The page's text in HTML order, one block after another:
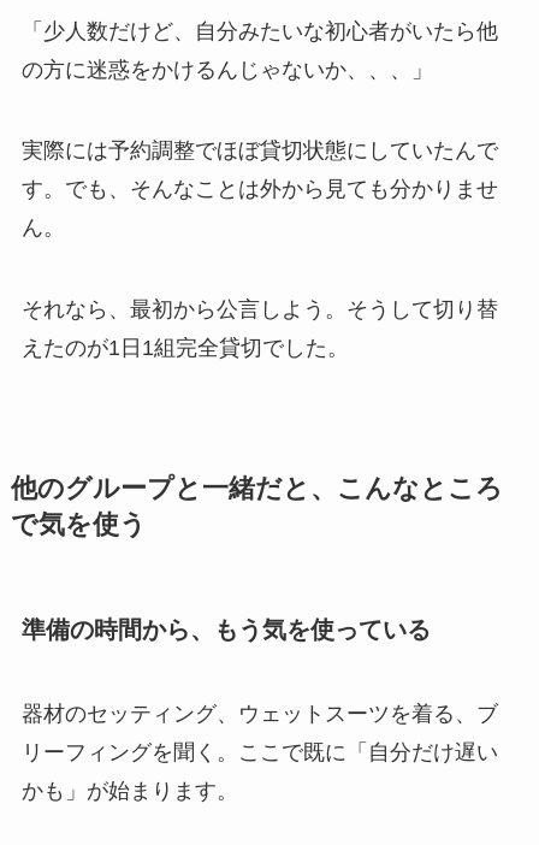
「少人数だけど、自分みたいな初心者がいたら他
の方に迷惑をかけるんじゃないか、、、」
実際には予約調整でほぼ貸切状態にしていたんで
す。でも、そんなことは外から見ても分かりませ
ん。
それなら、最初から公言しよう。そうして切り替
えたのが1日1組完全貸切でした。
他のグループと一緒だと、こんなところ
で気を使う
準備の時間から、もう気を使っている
器材のセッティング、ウェットスーツを着る、ブ
リーフィングを聞く。ここで既に「自分だけ遅い
かも」が始まります。